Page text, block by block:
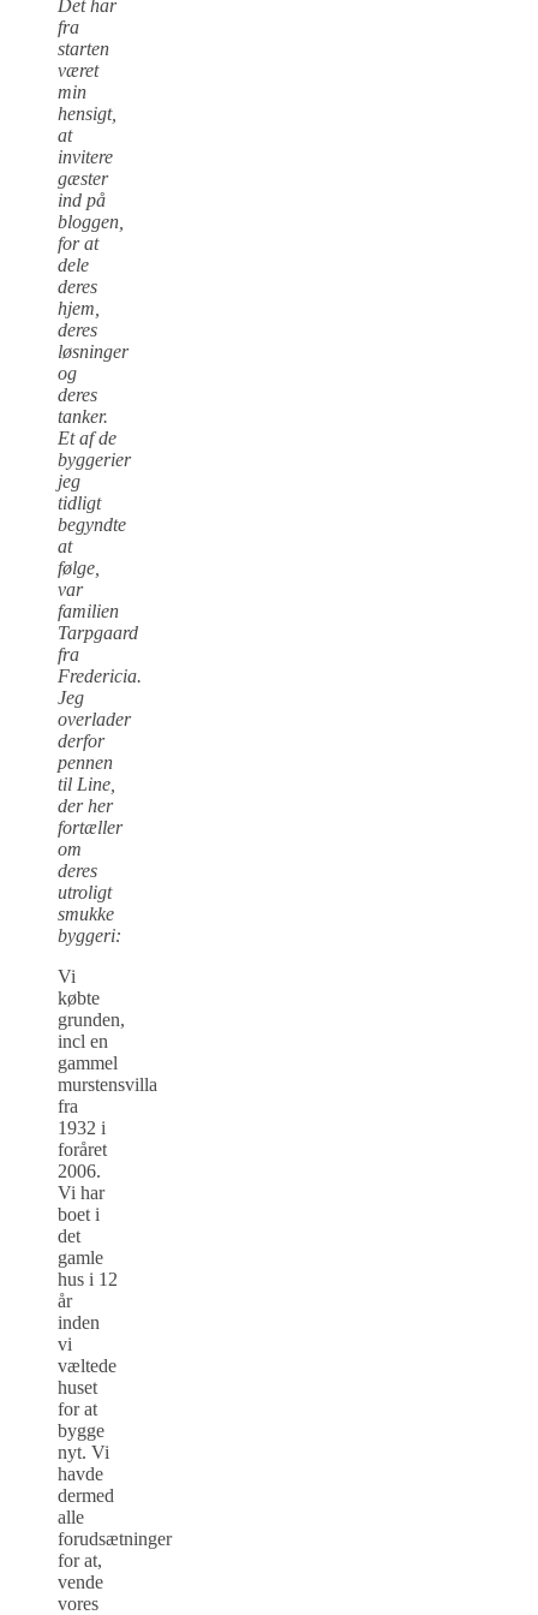
Det har
fra
starten
været
min
hensigt,
at
invitere
gæster
ind på
bloggen,
for at
dele
deres
hjem,
deres
løsninger
og
deres
tanker.
Et af de
byggerier
jeg
tidligt
begyndte
at
følge,
var
familien
Tarpgaard
fra
Fredericia.
Jeg
overlader
derfor
pennen
til Line,
der her
fortæller
om
deres
utroligt
smukke
byggeri:
Vi
købte
grunden,
incl en
gammel
murstensvilla
fra
1932 i
foråret
2006.
Vi har
boet i
det
gamle
hus i 12
år
inden
vi
væltede
huset
for at
bygge
nyt. Vi
havde
dermed
alle
forudsætninger
for at,
vende
vores